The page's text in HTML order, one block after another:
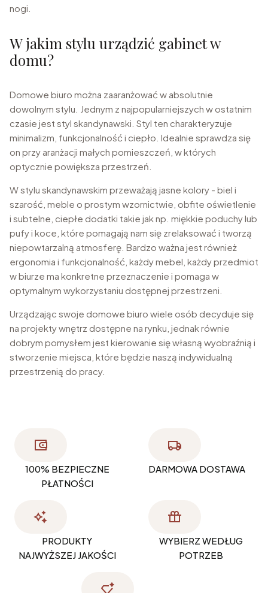
nogi.
W jakim stylu urządzić gabinet w
domu?
Domowe biuro można zaaranżować w absolutnie
dowolnym stylu. Jednym z najpopularniejszych w ostatnim
czasie jest styl skandynawski. Styl ten charakteryzuje
minimalizm, funkcjonalność i ciepło. Idealnie sprawdza się
on przy aranżacji małych pomieszczeń, w których
optycznie powiększa przestrzeń.
W stylu skandynawskim przeważają jasne kolory - biel i
szarość, meble o prostym wzornictwie, obfite oświetlenie
i subtelne, ciepłe dodatki takie jak np. miękkie poduchy lub
pufy i koce, które pomagają nam się zrelaksować i tworzą
niepowtarzalną atmosferę. Bardzo ważna jest również
ergonomia i funkcjonalność, każdy mebel, każdy przedmiot
w biurze ma konkretne przeznaczenie i pomaga w
optymalnym wykorzystaniu dostępnej przestrzeni.
Urządzając swoje domowe biuro wiele osób decyduje się
na projekty wnętrz dostępne na rynku, jednak równie
dobrym pomysłem jest kierowanie się własną wyobraźnią i
stworzenie miejsca, które będzie naszą indywidualną
przestrzenią do pracy.
100% BEZPIECZNE
PŁATNOŚCI
DARMOWA DOSTAWA
PRODUKTY
NAJWYŻSZEJ JAKOŚCI
WYBIERZ WEDŁUG
POTRZEB